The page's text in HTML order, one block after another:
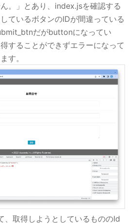
。」とあり、index.jsを確認する
ているボタンのIDが間違っている
だがbuttonになってい
することができずエラーになって
す。
、取得しようとしているもののId